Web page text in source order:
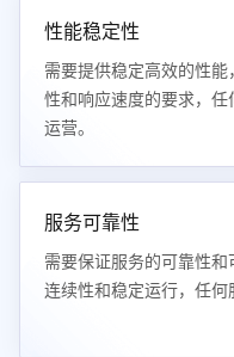
性能稳定性
需要提供稳定高效的性
性和响应速度的要求，
运营。
服务可靠性
需要保证服务的可靠性
连续性和稳定运行，任何